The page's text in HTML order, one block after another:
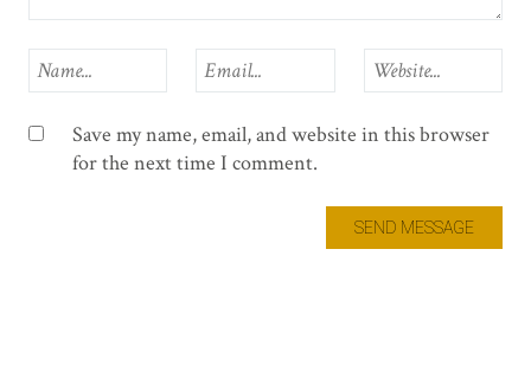
Save my name, email, and website in this browser
for the next time I comment.